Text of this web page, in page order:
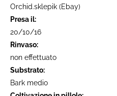
Orchid.sklepik (Ebay)
Presa il:
20/10/16
Rinvaso:
non effettuato
Substrato:
Bark medio